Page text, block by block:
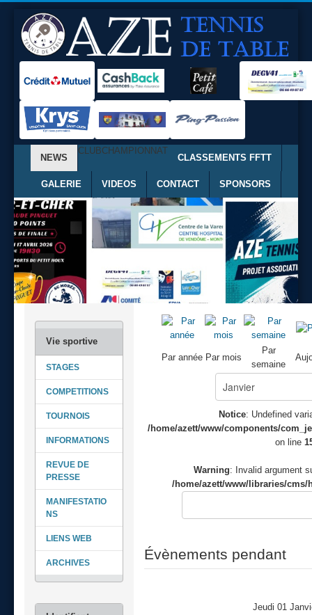
NEWS
CLUBCHAMPIONNAT
CLASSEMENTS FFTT
GALERIE VIDEOS CONTACT SPONSORS
STAGES
COMPETITIONS
TOURNOIS
INFORMATIONS
REVUE DE
PRESSE
MANIFESTATIO
NS
LIENS WEB
ARCHIVES
Par année Par mois
Par
semaine
Notice: Undefined
/home/azett/www/components/
on line
Warning: Invalid argument
/home/azett/www/libraries/cms/
Évènements pendant
Jeudi 01